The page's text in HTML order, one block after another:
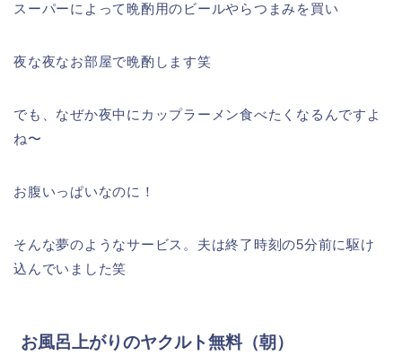
スーパーによって晩酌用のビールやらつまみを買い
夜な夜なお部屋で晩酌します笑
でも、なぜか夜中にカップラーメン食べたくなるんですよ
ね〜
お腹いっぱいなのに！
そんな夢のようなサービス。夫は終了時刻の5分前に駆け
込んでいました笑
お風呂上がりのヤクルト無料（朝）